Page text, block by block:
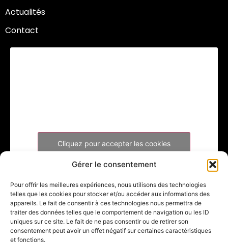
Gérer le consentement
Pour offrir les meilleures expériences, nous utilisons des technologies
telles que les cookies pour stocker et/ou accéder aux informations des
appareils. Le fait de consentir à ces technologies nous permettra de
traiter des données telles que le comportement de navigation ou les ID
uniques sur ce site. Le fait de ne pas consentir ou de retirer son
consentement peut avoir un effet négatif sur certaines caractéristiques
et fonctions.
Actualités
Contact
Cliquez pour accepter les cookies